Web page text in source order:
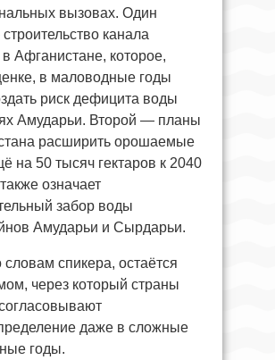
вызовах. Один
канала
Афганистане, которое,
в маловодные годы
риск дефицита воды
Амударьи. Второй — планы
расширить орошаемые
на 50 тысяч гектаров к 2040
означает
забор воды
Амударьи и Сырдарьи.
спикера, остаётся
через который страны
даже в сложные
годы.